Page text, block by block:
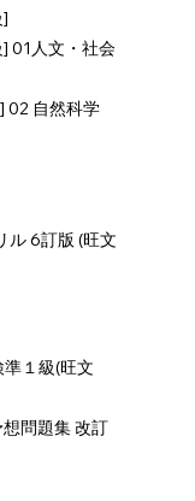
01人文・社会
02 自然科学
ル 6訂版 (旺文
１級(旺文
問題集 改訂